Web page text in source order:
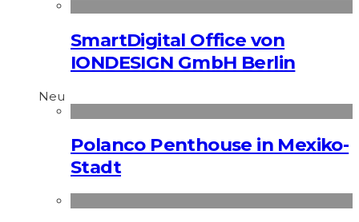
SmartDigital Office von
IONDESIGN GmbH Berlin
Neu
Polanco Penthouse in Mexiko-
Stadt